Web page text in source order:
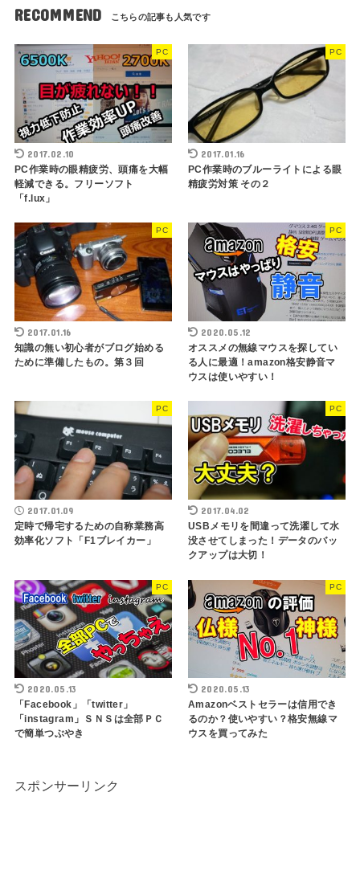
RECOMMEND
PC
2017.02.10
PC作業時の眼精疲労、頭痛を大幅
軽減できる。フリーソフト
「f.lux」
PC
2017.01.16
PC作業時のブルーライトによる眼
精疲労対策 その２
PC
2017.01.16
知識の無い初心者がブログ始める
ために準備したもの。第３回
PC
2020.05.12
オススメの無線マウスを探してい
る人に最適！amazon格安静音マ
ウスは使いやすい！
PC
2017.01.09
定時で帰宅するための自称業務高
効率化ソフト「F1ブレイカー」
PC
2017.04.02
USBメモリを間違って洗濯して水
没させてしまった！データのバッ
クアップは大切！
PC
2020.05.13
「Facebook」「twitter」
「instagram」ＳＮＳは全部ＰＣ
で簡単つぶやき
PC
2020.05.13
Amazonベストセラーは信用でき
るのか？使いやすい？格安無線マ
ウスを買ってみた
スポンサーリンク